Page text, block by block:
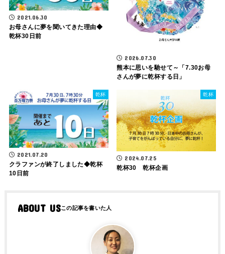
2021.06.30
お母さんに夢を聞いてきた理由◆
乾杯30日前
2026.07.30
熊本に思いを馳せて～「7.30お母
さんが夢に乾杯する日」
乾杯
2021.07.20
クラファンが終了しました◆乾杯
10日前
乾杯
2024.07.25
乾杯30 乾杯企画
ABOUT US